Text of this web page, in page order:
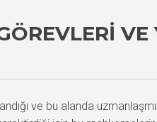
ve bu alanda